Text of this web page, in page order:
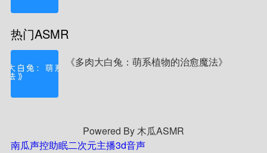
热门ASMR
《多肉大白兔：萌系植物的治愈魔法》
Powered By 木瓜ASMR
南瓜声控助眠二次元主播3d音声